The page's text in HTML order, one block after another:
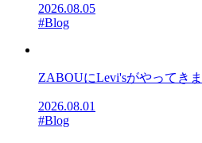
2026.08.05
#Blog
ZABOUにLevi'sがやってきま
2026.08.01
#Blog